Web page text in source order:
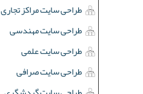
طراحی سایت مراکز تجاری
طراحی سایت مهندسی
طراحی سایت علمی
طراحی سایت صرافی